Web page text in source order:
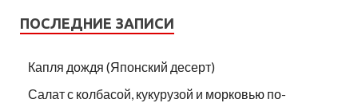
ПОСЛЕДНИЕ ЗАПИСИ
Капля дождя (Японский десерт)
Салат с колбасой, кукурузой и морковью по-